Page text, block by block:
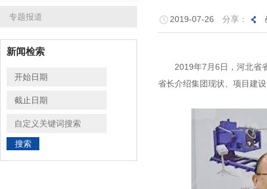
专题报道
新闻检索
2019-07-26 分享：
2019年7月6日，河北省省
省长介绍集团现状、项目建